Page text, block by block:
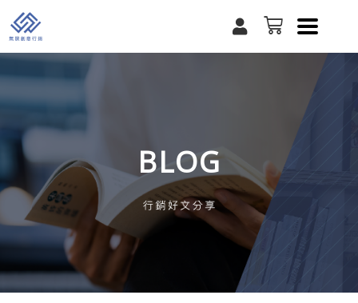
至
主
U
s
e
購
物
籃
BLOG